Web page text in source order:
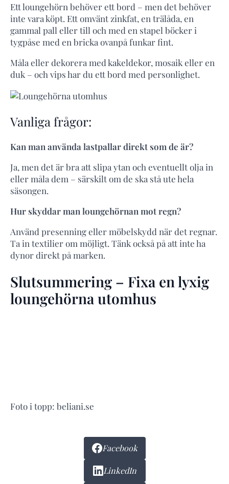
Ett loungehörn behöver ett bord – men det behöver
inte vara köpt. Ett omvänt zinkfat, en trälåda, en
gammal pall eller till och med en stapel böcker i
tygpåse med en bricka ovanpå funkar fint.
Måla eller dekorera med kakeldekor, mosaik eller en
duk – och vips har du ett bord med personlighet.
Vanliga frågor:
Kan man använda lastpallar direkt som de är?
Ja, men det är bra att slipa ytan och eventuellt olja in
eller måla dem – särskilt om de ska stå ute hela
säsongen.
Hur skyddar man loungehörnan mot regn?
Använd presenning eller möbelskydd när det regnar.
Ta in textilier om möjligt. Tänk också på att inte ha
dynor direkt på marken.
Slutsummering – Fixa en lyxig
loungehörna utomhus
Foto i topp: beliani.se
Facebook
LinkedIn